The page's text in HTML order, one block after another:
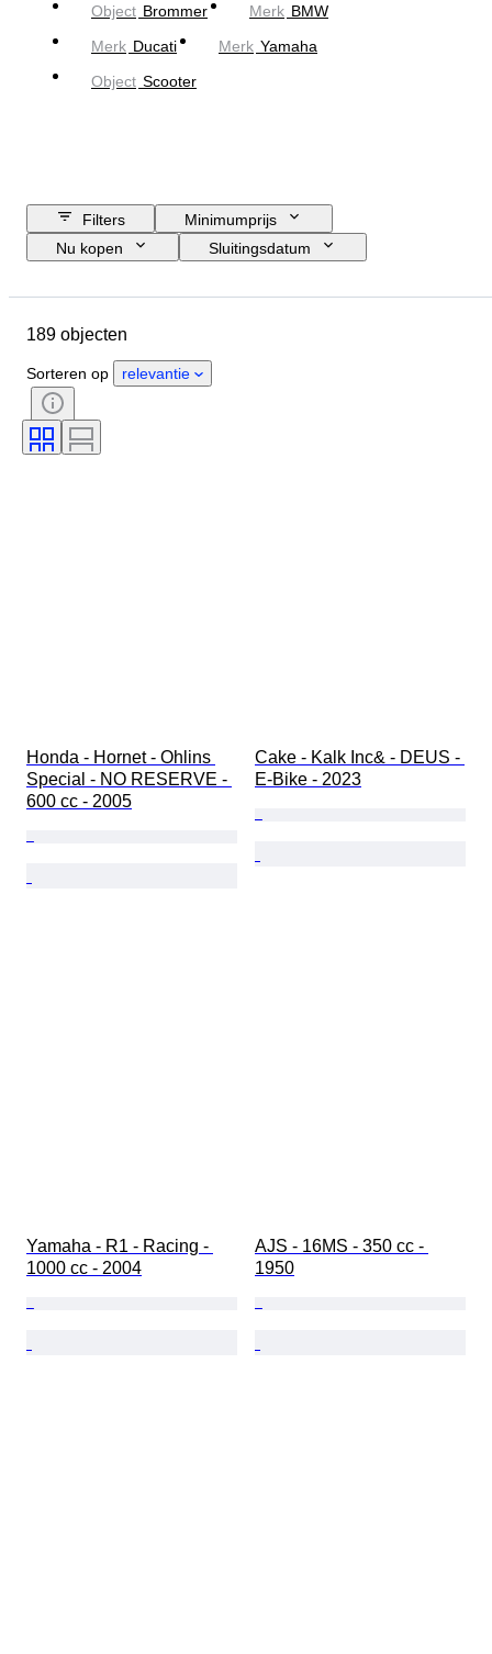
Object Brommer Merk BMW
Merk Ducati Merk Yamaha
Object Scooter
Filters
Minimumprijs
Nu kopen
Sluitingsdatum
Materiaal
Registratiedocumenten
Formaat motor
CoC (Conformiteitscertificaat)
Origineel / Replica
189 objecten
Sorteren op relevantie
Honda - Hornet - Ohlins
Special - NO RESERVE -
600 cc - 2005
Cake - Kalk Inc& - DEUS -
E-Bike - 2023
Yamaha - R1 - Racing -
1000 cc - 2004
AJS - 16MS - 350 cc -
1950